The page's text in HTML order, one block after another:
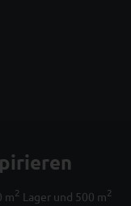
m2 Lager und 500 m2